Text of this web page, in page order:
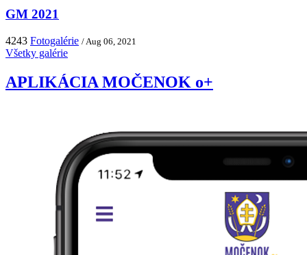
GM 2021
4243 Fotogalérie / Aug 06, 2021
Všetky galérie
APLIKÁCIA MOČENOK o+